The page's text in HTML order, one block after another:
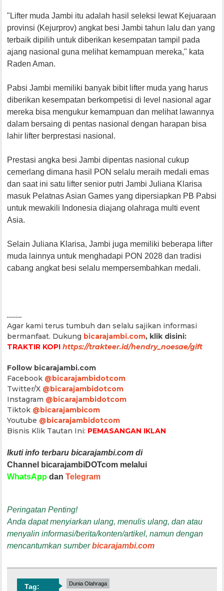
"Lifter muda Jambi itu adalah hasil seleksi lewat Kejuaraan
provinsi (Kejurprov) angkat besi Jambi tahun lalu dan yang
terbaik dipilih untuk diberikan kesempatan tampil pada
ajang nasional guna melihat kemampuan mereka," kata
Raden Aman.
Pabsi Jambi memiliki banyak bibit lifter muda yang harus
diberikan kesempatan berkompetisi di level nasional agar
mereka bisa mengukur kemampuan dan melihat lawannya
dalam bersaing di pentas nasional dengan harapan bisa
lahir lifter berprestasi nasional.
Prestasi angka besi Jambi dipentas nasional cukup
cemerlang dimana hasil PON selalu meraih medali emas
dan saat ini satu lifter senior putri Jambi Juliana Klarisa
masuk Pelatnas Asian Games yang dipersiapkan PB Pabsi
untuk mewakili Indonesia diajang olahraga multi event
Asia.
Selain Juliana Klarisa, Jambi juga memiliki beberapa lifter
muda lainnya untuk menghadapi PON 2028 dan tradisi
cabang angkat besi selalu mempersembahkan medali.
..........
Agar kami terus tumbuh dan selalu sajikan informasi
bermanfaat. Dukung bicarajambi.com, klik disini:
TRAKTIR KOPI https://trakteer.id/hendry_noesae/gift
Follow bicarajambi.com
Facebook @bicarajambidotcom
Twitter/X @bicarajambidotcom
Instagram @bicarajambidotcom
Tiktok @bicarajambicom
Youtube @bicarajambidotcom
Bisnis Klik Tautan Ini: PEMASANGAN IKLAN
Ikuti info terbaru bicarajambi.com di
Channel bicarajambiDOTcom melalui
WhatsApp danTelegram
Peringatan Penting!
Anda dapat menyiarkan ulang, menulis ulang, dan atau
menyalin informasi/berita/konten/artikel, namun dengan
mencantumkan sumberbicarajambi.com
Tag: Dunia Olahraga